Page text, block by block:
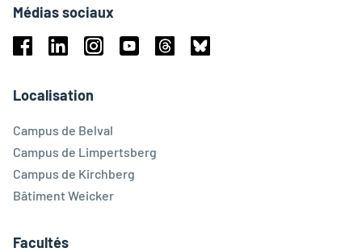
Médias sociaux
Localisation
Campus de Belval
Campus de Limpertsberg
Campus de Kirchberg
Bâtiment Weicker
Facultés